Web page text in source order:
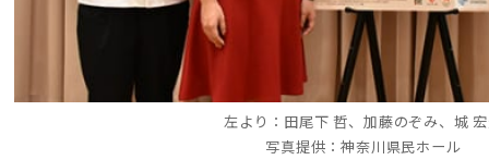
左より：田尾下 哲、加藤のぞみ、城
写真提供：神奈川県民ホール